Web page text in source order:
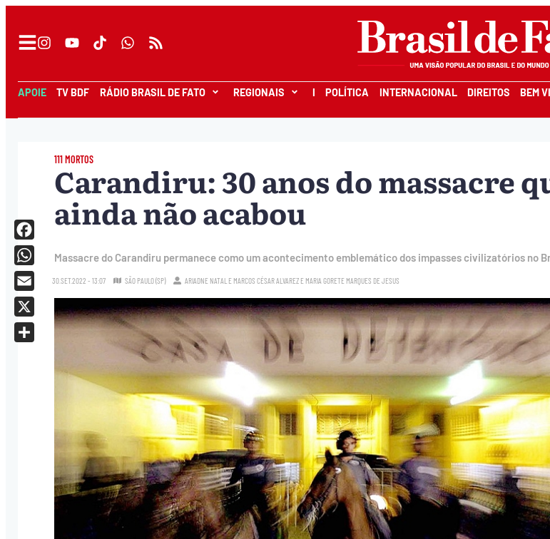
APOIE TV BDF RÁDIO BRASIL DE FATO REGIONAIS I POLÍTICA INTERNACIONAL DIREITOS BEM
111 MORTOS
Carandiru: 30 anos do massacre
ainda não acabou
Massacre do Carandiru permanece como um acontecimento emblemático dos impasses civilizatórios no
30.SET.2022 - 13:07 SÃO PAULO (SP) ARIADNE NATAL E MARCOS CÉSAR ALVAREZ E MARIA GORETE MARQUES DE JESUS
Facebook
WhatsApp
Email
X